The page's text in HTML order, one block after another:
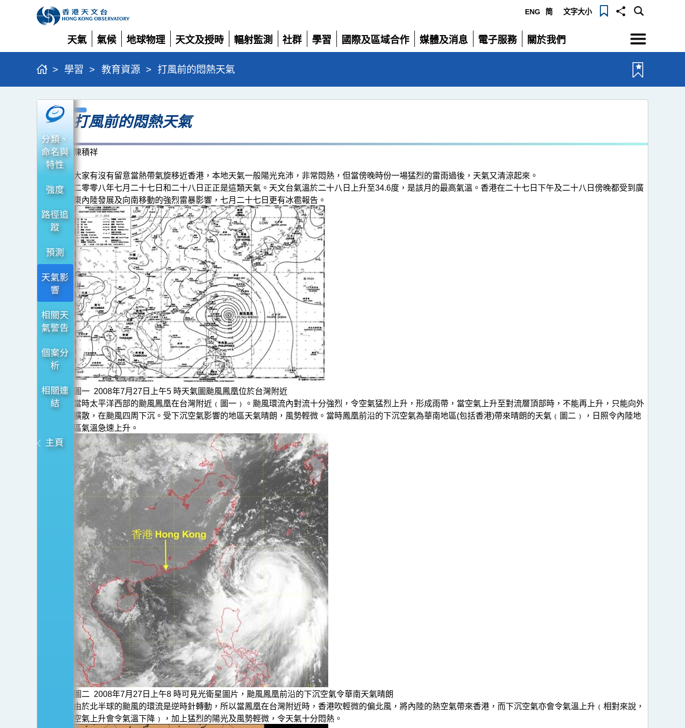
ENG 简 文字大小
天氣
展
開
氣候
展
開
地球物理
展
開
天文及授時
展
開
輻射監測
展
開
社群
展
學習
展
國際及區域合作
展
媒體及消息
展
電子服務
展
關於我們
展
選
單
> 學習 > 教育資源 > 打風前的悶熱天氣
打
風
前
的
悶
熱
天
氣
分類、
命名與
特性
強度
路徑追
蹤
預測
天氣影
響
相關天
氣警告
個案分
析
相關連
結
主頁
打風前的悶熱天氣
陳積祥
大家有沒有留意當熱帶氣旋移近香港，本地天氣一般陽光充沛，非常悶熱，但當傍晚時份一場猛烈的雷雨過後，天氣又清涼起來。
二零零八年七月二十七日和二十八日正正是這類天氣。天文台氣溫於二十八日上升至34.6度，是該月的最高氣溫。香港在二十七日下午及二十八日傍晚都受到廣
東內陸發展及向南移動的強烈雷暴影響，七月二十七日更有冰雹報告。
圖一 2008年7月27日上午5 時天氣圖颱風鳳凰位於台灣附近
當時太平洋西部的颱風鳳凰在台灣附近﹙圖一﹚。颱風環流內對流十分強烈，令空氣猛烈上升，形成雨帶，當空氣上升至對流層頂部時，不能再上升，只能向外
擴散，在颱風四周下沉。受下沉空氣影響的地區天氣晴朗，風勢輕微。當時鳳凰前沿的下沉空氣為華南地區(包括香港)帶來晴朗的天氣﹙圖二﹚，日照令內陸地
區氣溫急速上升。
圖二 2008年7月27日上午8 時可見光衛星圖片，颱風鳳凰前沿的下沉空氣令華南天氣晴朗
由於北半球的颱風的環流是逆時針轉動，所以當鳳凰在台灣附近時，香港吹輕微的偏北風，將內陸的熱空氣帶來香港，而下沉空氣亦會令氣溫上升﹙相對來說，
空氣上升會令氣溫下降﹚，加上猛烈的陽光及風勢輕微，令天氣十分悶熱。